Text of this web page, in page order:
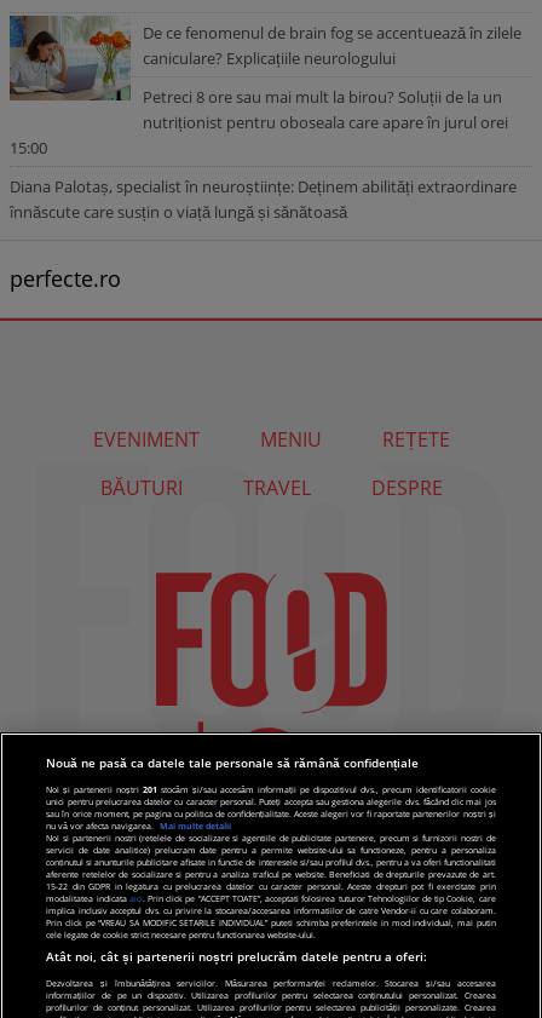
De ce fenomenul de brain fog se accentuează în zilele
caniculare? Explicațiile neurologului
Petreci 8 ore sau mai mult la birou? Soluții de la un
nutriționist pentru oboseala care apare în jurul orei
15:00
Diana Palotaș, specialist în neuroștiințe: Deținem abilități extraordinare
înnăscute care susțin o viață lungă și sănătoasă
perfecte.ro
EVENIMENT MENIU
REȚETE
BĂUTURI
TRAVEL DESPRE
© 2019 PRO TV S.R.L |Politica de Cookie|Politica
Nouă ne pasă ca datele tale personale să rămână confidențiale
Noi și partenerii noștri201 stocăm și/sau accesăm informații pe dispozitivul dvs., precum identificatorii cookie
unici pentru prelucrarea datelor cu caracter personal. Puteți accepta sau gestiona alegerile dvs. făcând clic mai jos
sau în orice moment, pe pagina cu politica de confidențialitate. Aceste alegeri vor fi raportate partenerilor noștri și
nu vă vor afecta navigarea.
Mai multe detalii
Noi si partenerii nostri (retelele de socializare si agentiile de publicitate partenere, precum si furnizorii nostri de
servicii de date analitice) prelucram date pentru a permite website-ului sa functioneze, pentru a personaliza
continutul si anunturile publicitare afisate in functie de interesele si/sau profilul dvs., pentru a va oferi functionalitati
aferente retelelor de socializare si pentru a analiza traficul pe website. Beneficiati de drepturile prevazute de art.
15-22 din GDPR in legatura cu prelucrarea datelor cu caracter personal. Aceste drepturi pot fi exercitate prin
modalitatea indicata aici. Prin click pe “ACCEPT TOATE”, acceptati folosirea tuturor Tehnologiilor de tip Cookie, care
implica inclusiv acceptul dvs. cu privire la stocarea/accesarea informatiilor de catre Vendor-ii cu care colaboram.
Prin click pe “VREAU SA MODIFIC SETARILE INDIVIDUAL” puteti schimba preferintele in mod individual, mai putin
cele legate de cookie strict necesare pentru functionarea website-ului.
Atât noi, cât și partenerii noștri prelucrăm datele pentru a oferi:
Dezvoltarea și îmbunătățirea serviciilor. Măsurarea performanței reclamelor. Stocarea și/sau accesarea
informațiilor de pe un dispozitiv. Utilizarea profilurilor pentru selectarea conținutului personalizat. Crearea
profilurilor de conținut personalizat. Utilizarea profilurilor pentru selectarea publicității personalizate. Crearea